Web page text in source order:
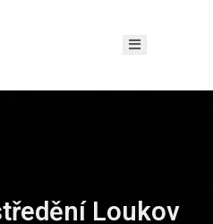
Loukov